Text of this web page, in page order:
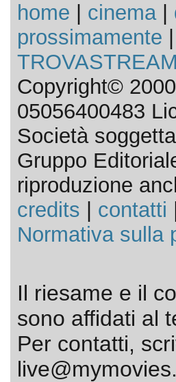
home cinema|
prossimamente
Copyright©
05056400483
Società
Gruppo
riproduzione
credits
contatti
Normativa sulla
Il riesame e il
sono affidati al
Per contatti,